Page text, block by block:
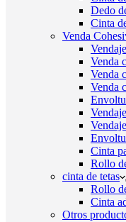
Dedo
Cinta
Venda
Venda
Venda
Venda
Cinta
Rollo
cinta de tetas
Rollo
Cinta
Otros